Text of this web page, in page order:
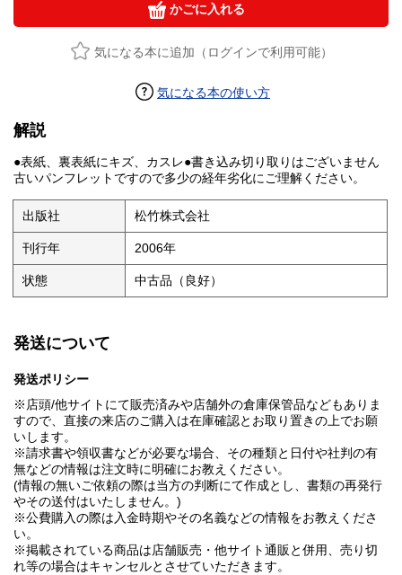
かごに入れる
気になる本に追加（ログインで利用可能）
気になる本の使い方
解説
●表紙、裏表紙にキズ、カスレ●書き込み切り取りはございません
古いパンフレットですので多少の経年劣化にご理解ください。
出版社 松竹株式会社
刊行年 2006年
状態 中古品（良好）
発送について
発送ポリシー
※店頭/他サイトにて販売済みや店舗外の倉庫保管品などもありま
すので、直接の来店のご購入は在庫確認とお取り置きの上でお願
いします。
※請求書や領収書などが必要な場合、その種類と日付や社判の有
無などの情報は注文時に明確にお教えください。
(情報の無いご依頼の際は当方の判断にて作成とし、書類の再発行
やその送付はいたしません。)
※公費購入の際は入金時期やその名義などの情報をお教えくださ
い。
※掲載されている商品は店舗販売・他サイト通販と併用、売り切
れ等の場合はキャンセルとさせていただきます。